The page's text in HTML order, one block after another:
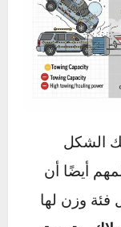
مزدوج
على الأمان،
دعنا
الخفيفة